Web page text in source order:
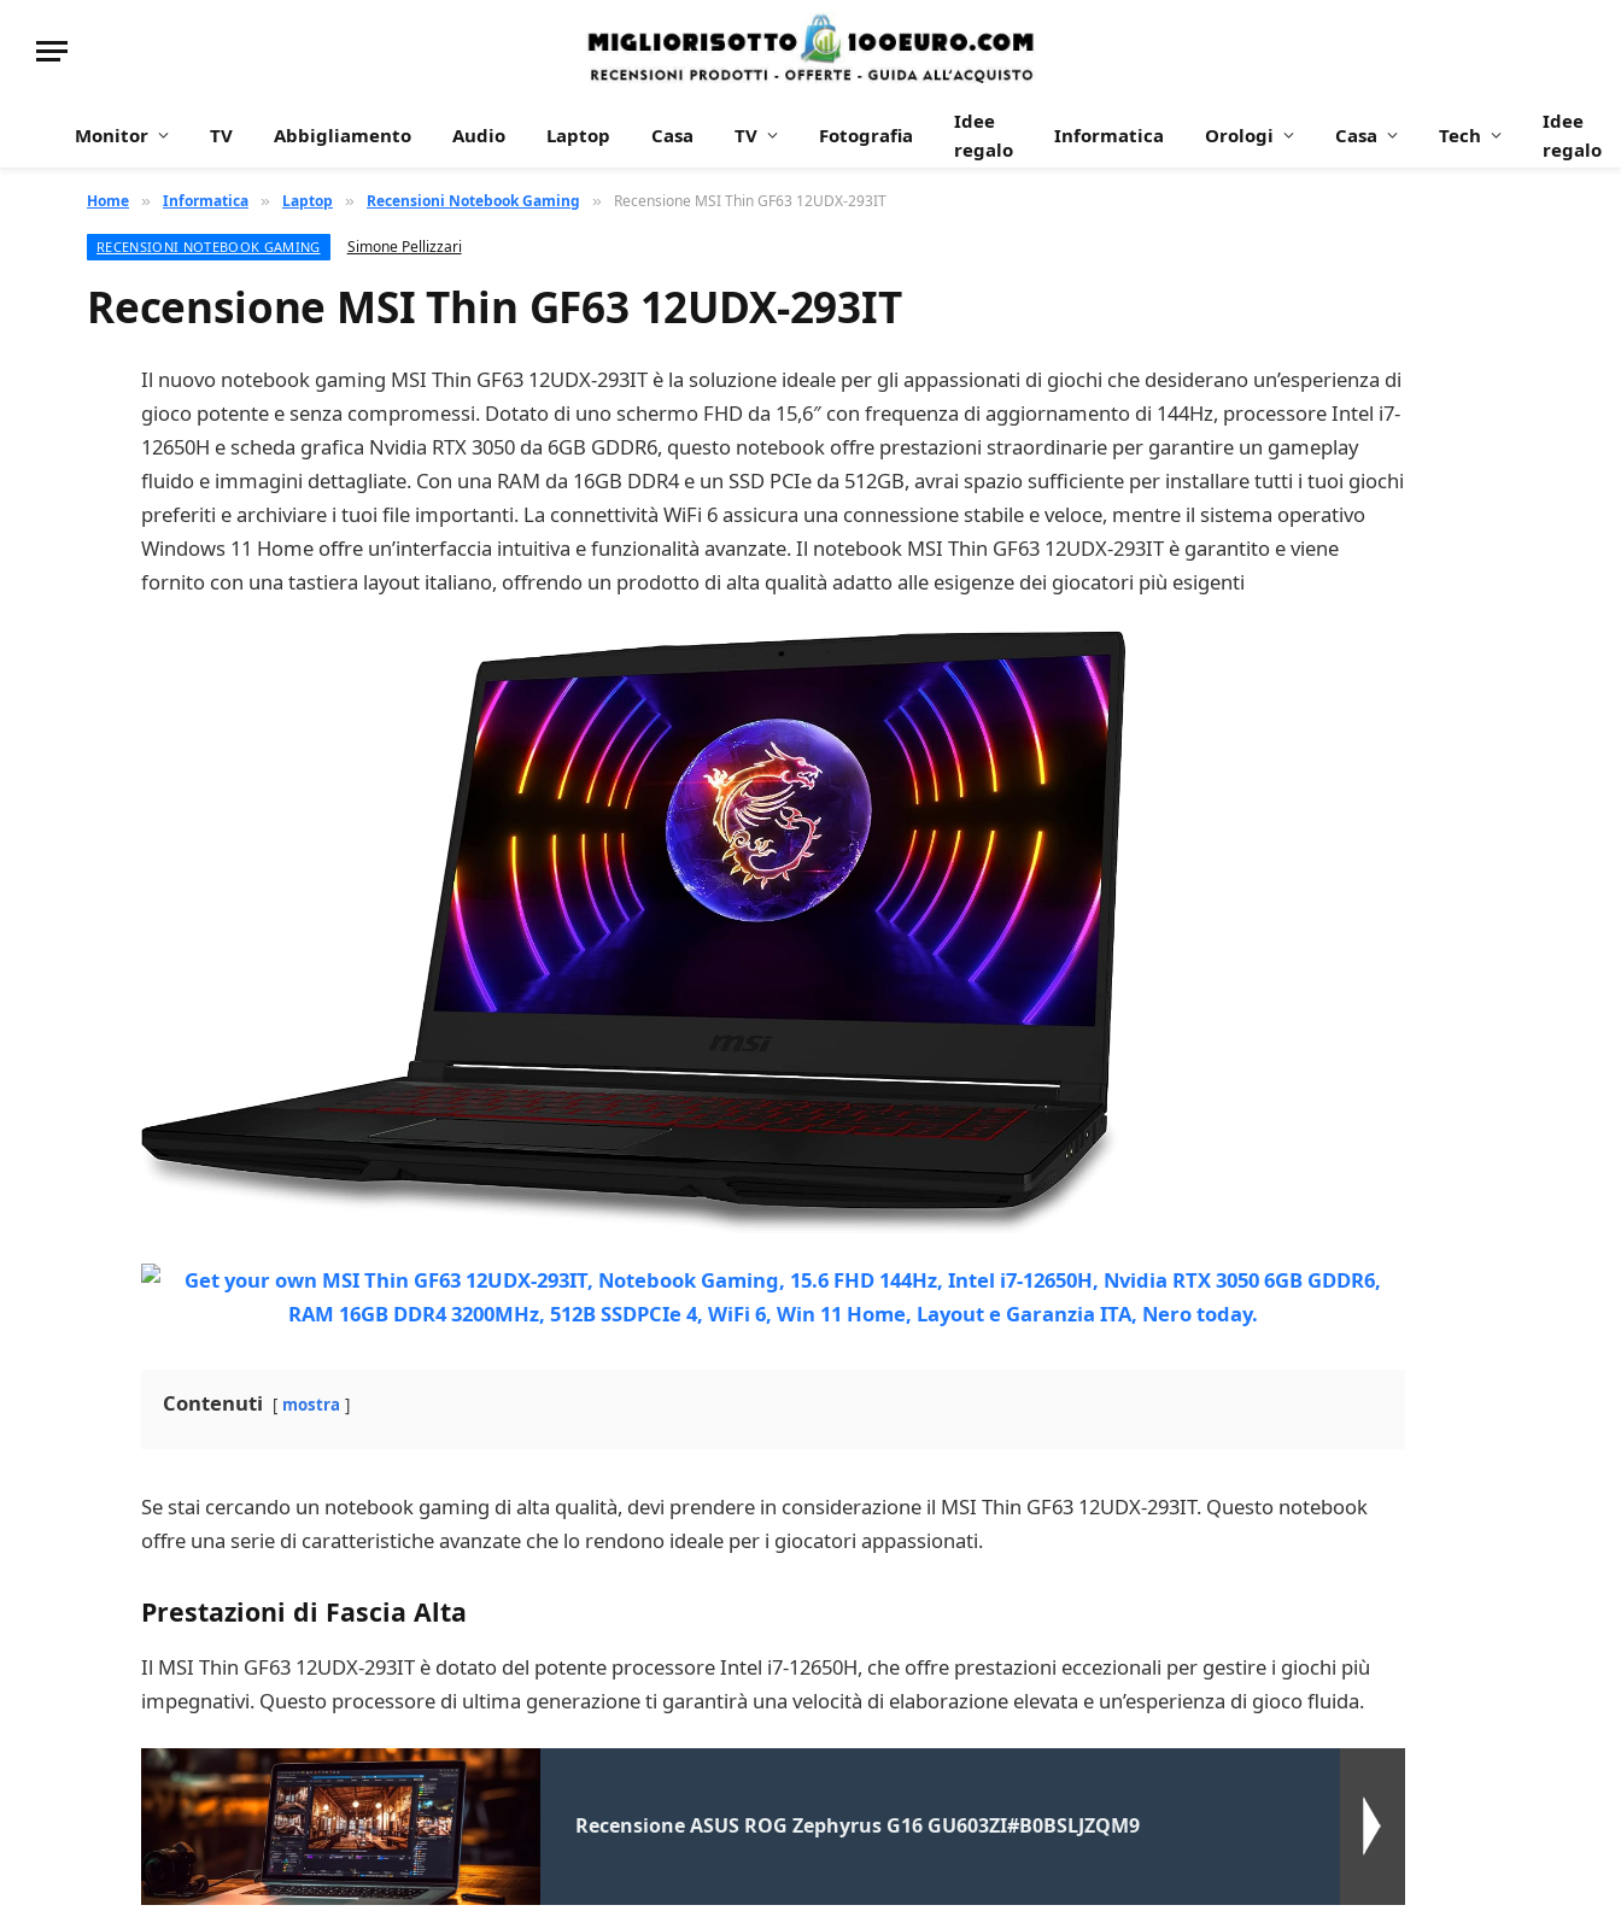
Monitor TV Abbigliamento Audio Laptop Casa TV Fotografia
Idee
regalo
Informatica Orologi Casa Tech
Idee
regalo
Home » Informatica » Laptop » Recensioni Notebook Gaming » Recensione MSI Thin GF63 12UDX-293IT
RECENSIONI NOTEBOOK GAMING Simone Pellizzari
Recensione MSI Thin GF63 12UDX-293IT
Il nuovo notebook gaming MSI Thin GF63 12UDX-293IT è la soluzione ideale per gli appassionati di giochi che desiderano un’esperienza di
gioco potente e senza compromessi. Dotato di uno schermo FHD da 15,6″ con frequenza di aggiornamento di 144Hz, processore Intel i7-
12650H e scheda grafica Nvidia RTX 3050 da 6GB GDDR6, questo notebook offre prestazioni straordinarie per garantire un gameplay
fluido e immagini dettagliate. Con una RAM da 16GB DDR4 e un SSD PCIe da 512GB, avrai spazio sufficiente per installare tutti i tuoi giochi
preferiti e archiviare i tuoi file importanti. La connettività WiFi 6 assicura una connessione stabile e veloce, mentre il sistema operativo
Windows 11 Home offre un’interfaccia intuitiva e funzionalità avanzate. Il notebook MSI Thin GF63 12UDX-293IT è garantito e viene
fornito con una tastiera layout italiano, offrendo un prodotto di alta qualità adatto alle esigenze dei giocatori più esigenti
Contenuti mostra
Se stai cercando un notebook gaming di alta qualità, devi prendere in considerazione il MSI Thin GF63 12UDX-293IT. Questo notebook
offre una serie di caratteristiche avanzate che lo rendono ideale per i giocatori appassionati.
Prestazioni di Fascia Alta
Il MSI Thin GF63 12UDX-293IT è dotato del potente processore Intel i7-12650H, che offre prestazioni eccezionali per gestire i giochi più
impegnativi. Questo processore di ultima generazione ti garantirà una velocità di elaborazione elevata e un’esperienza di gioco fluida.
Recensione ASUS ROG Zephyrus G16 GU603ZI#B0BSLJZQM9